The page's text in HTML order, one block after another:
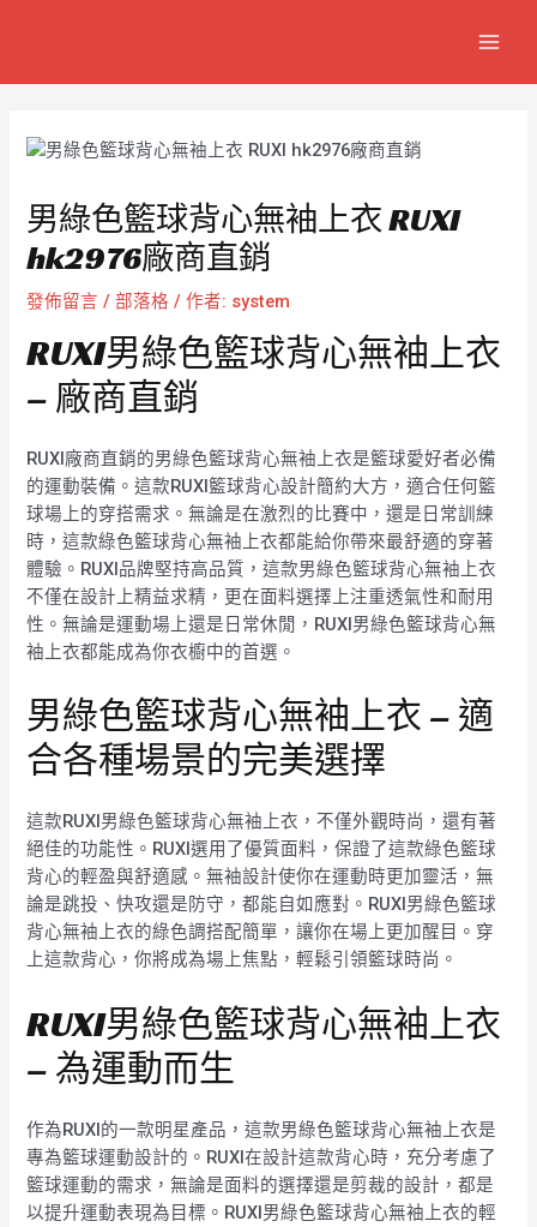
男綠色籃球背心無袖上衣 RUXI
hk2976廠商直銷
發佈留言 /部落格 / 作者: system
RUXI男綠色籃球背心無袖上衣
– 廠商直銷
RUXI廠商直銷的男綠色籃球背心無袖上衣是籃球愛好者必備
的運動裝備。這款RUXI籃球背心設計簡約大方，適合任何籃
球場上的穿搭需求。無論是在激烈的比賽中，還是日常訓練
時，這款綠色籃球背心無袖上衣都能給你帶來最舒適的穿著
體驗。RUXI品牌堅持高品質，這款男綠色籃球背心無袖上衣
不僅在設計上精益求精，更在面料選擇上注重透氣性和耐用
性。無論是運動場上還是日常休閒，RUXI男綠色籃球背心無
袖上衣都能成為你衣櫥中的首選。
男綠色籃球背心無袖上衣 – 適
合各種場景的完美選擇
這款RUXI男綠色籃球背心無袖上衣，不僅外觀時尚，還有著
絕佳的功能性。RUXI選用了優質面料，保證了這款綠色籃球
背心的輕盈與舒適感。無袖設計使你在運動時更加靈活，無
論是跳投、快攻還是防守，都能自如應對。RUXI男綠色籃球
背心無袖上衣的綠色調搭配簡單，讓你在場上更加醒目。穿
上這款背心，你將成為場上焦點，輕鬆引領籃球時尚。
RUXI男綠色籃球背心無袖上衣
– 為運動而生
作為RUXI的一款明星產品，這款男綠色籃球背心無袖上衣是
專為籃球運動設計的。RUXI在設計這款背心時，充分考慮了
籃球運動的需求，無論是面料的選擇還是剪裁的設計，都是
以提升運動表現為目標。RUXI男綠色籃球背心無袖上衣的輕